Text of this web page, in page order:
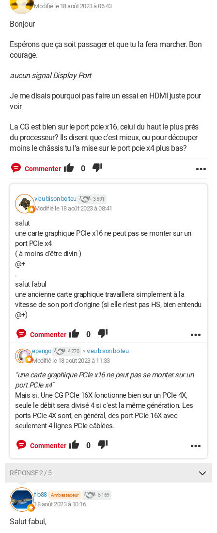
casier à disque dur, et que je fabrique un support en bois pour
supporter le poids de la carte), je ne suis pas certain que tous
ces efforts ne servent à rien.
Je suis allé à partir de la puce graphique du CPU Intel dans
Settings, Mainboard du BIOS pour changer les PCI en mode
La RTX 3080 TI n'affichait rien ni en PCI Gen 4 ni en Gen 3
Autre détail, la carte mère n'indique pas de problème par ses
LEDs, elles sont toutes éteintes.
La 3080 TI est encore sous garantie (3 ans) j'ai la facture
numérique PDF qui date de 2 ans, mais je me pose trop de
questions depuis aujourd'hui.
Tout devrait fonctionner il me semble mais...
Si vous avez des idées, merci de m'éclairer si vous pouvez.
Merci d'avance.
Modifié le 18 août 2023 à 06:43
Bonjour
Espérons que ça soit passager et que tu la fera marcher. Bon
courage.
aucun signal Display Port
Je me disais pourquoi pas faire un essai en HDMI juste pour
voir
La CG est bien sur le port pcie x16, celui du haut le plus près
du processeur? Ils disent que c'est mieux, ou pour découper
moins le châssis tu l'a mise sur le port pcie x4 plus bas?
Commenter 0
vieu bison boiteu 3 591
Modifié le 18 août 2023 à 08:41
salut
une carte graphique PCIe x16 ne peut pas se monter sur un
port PCIe x4
( à moins d'être divin )
@+
.
salut fabul
une ancienne carte graphique travaillera simplement à la
vitesse de son port d'origine (si elle n'est pas HS, bien entendu
@+)
Commenter 0
epango 4 270 > vieu bison boiteu
Modifié le 18 août 2023 à 11:33
"une carte graphique PCIe x16 ne peut pas se monter sur un
port PCIe x4"
Mais si. Une CG PCIe 16X fonctionne bien sur un PCIe 4X,
seule le débit sera divisé 4 si c'est la même génération. Les
ports PCIe 4X sont, en général, des port PCIe 16X avec
seulement 4 lignes PCIe câblées.
Commenter 0
RÉPONSE 2 / 5
flo88 Ambassadeur 5 169
18 août 2023 à 10:16
Salut fabul,